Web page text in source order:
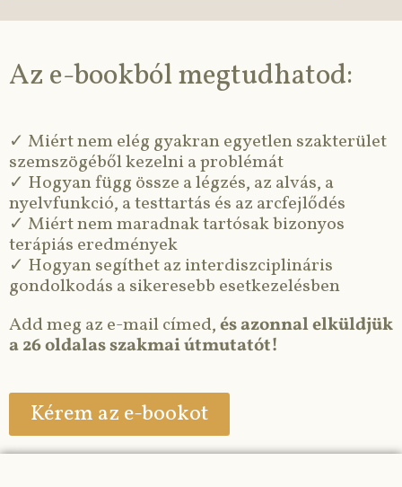
Az e-bookból megtudhatod:
✓ Miért nem elég gyakran egyetlen szakterület
szemszögéből kezelni a problémát
✓ Hogyan függ össze a légzés, az alvás, a
nyelvfunkció, a testtartás és az arcfejlődés
✓ Miért nem maradnak tartósak bizonyos
terápiás eredmények
✓ Hogyan segíthet az interdiszciplináris
gondolkodás a sikeresebb esetkezelésben
Add meg az e-mail címed,és azonnal elküldjük
a 26 oldalas szakmai útmutatót!
Kérem az e-bookot